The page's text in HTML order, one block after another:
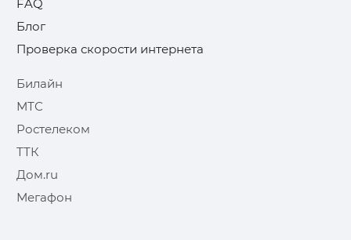
FAQ
Блог
Проверка скорости интернета
Билайн
МТС
Ростелеком
ТТК
Дом.ru
Мегафон